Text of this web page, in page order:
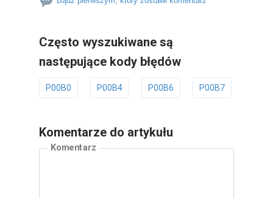
Często wyszukiwane są
następujące kody błędów
P00B0 P00B4 P00B6 P00B7
Komentarze do artykułu
Komentarz